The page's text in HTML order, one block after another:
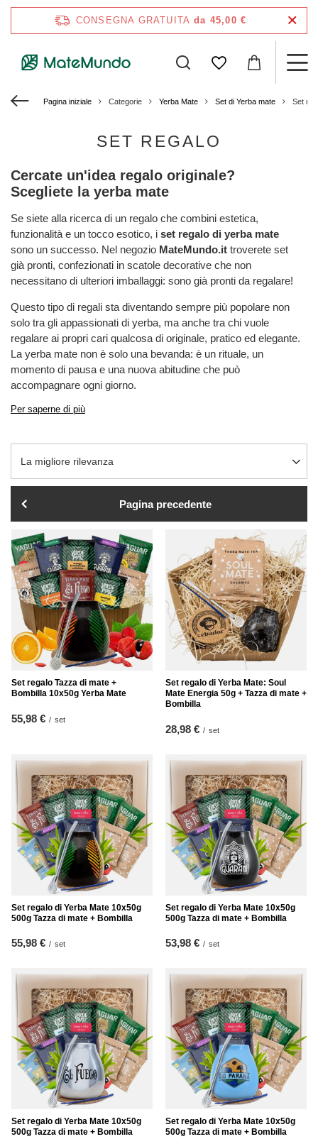
CONSEGNA GRATUITA da 45,00 €
Pagina iniziale Categorie Yerba Mate Set di Yerba mate Set
SET REGALO
Cercate un'idea regalo originale?
Scegliete la yerba mate
Se siete alla ricerca di un regalo che combini estetica,
funzionalità e un tocco esotico, i set regalo di yerba mate
sono un successo. Nel negozio MateMundo.it troverete set
già pronti, confezionati in scatole decorative che non
necessitano di ulteriori imballaggi: sono già pronti da regalare!
Questo tipo di regali sta diventando sempre più popolare non
solo tra gli appassionati di yerba, ma anche tra chi vuole
regalare ai propri cari qualcosa di originale, pratico ed elegante.
La yerba mate non è solo una bevanda: è un rituale, un
momento di pausa e una nuova abitudine che può
accompagnare ogni giorno.
Per saperne di più
Modifica ordinamento
La migliore rilevanza
Pagina precedente
Set regalo Tazza di mate +
Bombilla 10x50g Yerba Mate
55,98 € / set
Set regalo di Yerba Mate: Soul
Mate Energia 50g + Tazza di mate +
Bombilla
28,98 € / set
Set regalo di Yerba Mate 10x50g
500g Tazza di mate + Bombilla
55,98 € / set
Set regalo di Yerba Mate 10x50g
500g Tazza di mate + Bombilla
53,98 € / set
Set regalo di Yerba Mate 10x50g
500g Tazza di mate + Bombilla
Set regalo di Yerba Mate 10x50g
500g Tazza di mate + Bombilla